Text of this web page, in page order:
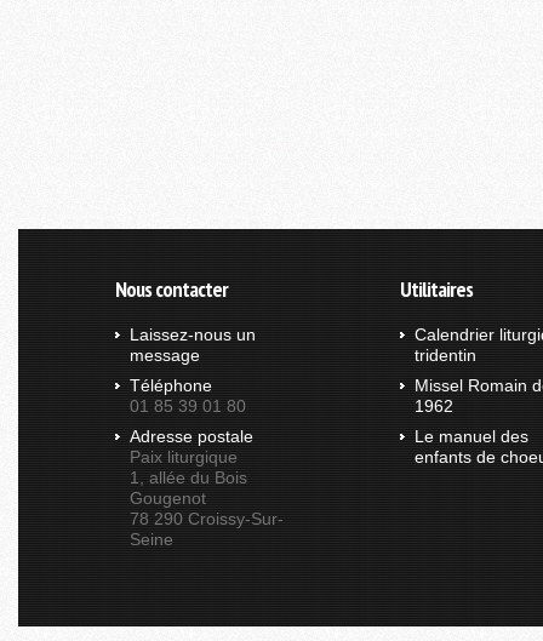
Nous contacter
Laissez-nous un
message
Téléphone
01 85 39 01 80
Adresse postale
Paix liturgique
1, allée du Bois
Gougenot
78 290 Croissy-Sur-
Seine
Utilitaires
Calendrier
tridentin
Missel Romain
1962
Le manuel des
enfants de